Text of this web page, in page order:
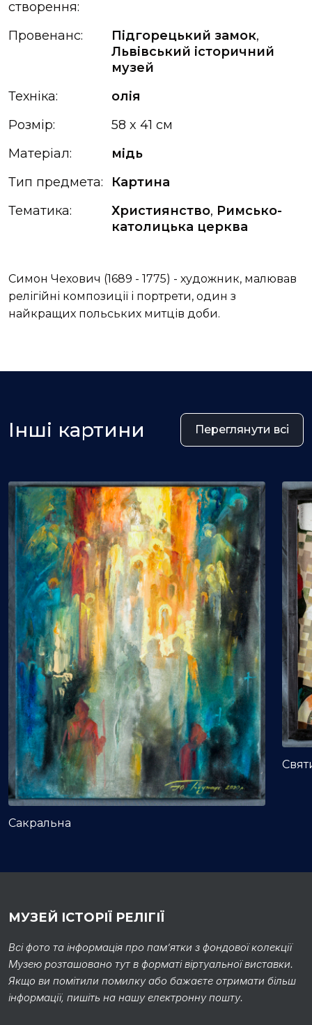
створення:
Провенанс: Підгорецький замок,
Львівський історичний
музей
Техніка:
олія
Розмір:
58 x 41 см
Матеріал:
мідь
Тип предмета:
Картина
Тематика:
Християнство, Римсько-
католицька церква
Симон Чехович (1689 - 1775) - художник, малював
релігійні композиції і портрети, один з
найкращих польських митців доби.
Інші картини Переглянути всі
Сакральна
МУЗЕЙ ІСТОРІЇ РЕЛІГІЇ
Всі фото та інформація про пам’ятки з фондової колекції
Музею розташовано тут в форматі віртуальної виставки.
Якщо ви помітили помилку або бажаєте отримати більш
інформації, пишіть на нашу електронну пошту.